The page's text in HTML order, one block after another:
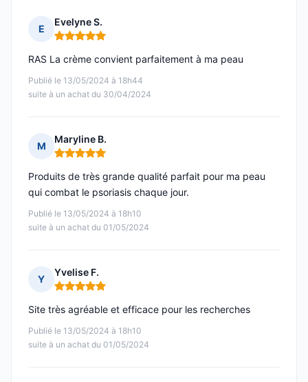
E
Evelyne S.
Note : 5 sur 5
Publié le 13/05/2024 à 18h44
suite à un achat du 30/04/2024
RAS La crème convient parfaitement à ma peau
M
Maryline B.
Note : 5 sur 5
Publié le 13/05/2024 à 18h10
suite à un achat du 01/05/2024
Produits de très grande qualité parfait pour ma peau
qui combat le psoriasis chaque jour.
Y
Yvelise F.
Note : 5 sur 5
Publié le 13/05/2024 à 18h10
suite à un achat du 01/05/2024
Site très agréable et efficace pour les recherches